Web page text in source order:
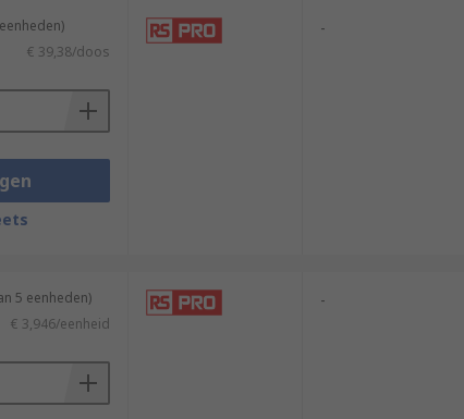
and civil electrical
€ 39,38/doos
-
5 eenheden)
€ 3,946/eenheid
-